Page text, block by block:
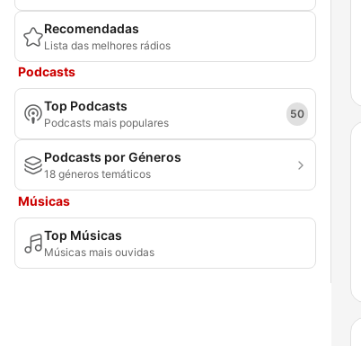
Recomendadas
Lista das melhores rádios
Podcasts
Top Podcasts
Podcasts mais populares
50
Podcasts por Géneros
18 géneros temáticos
Músicas
Top Músicas
Músicas mais ouvidas